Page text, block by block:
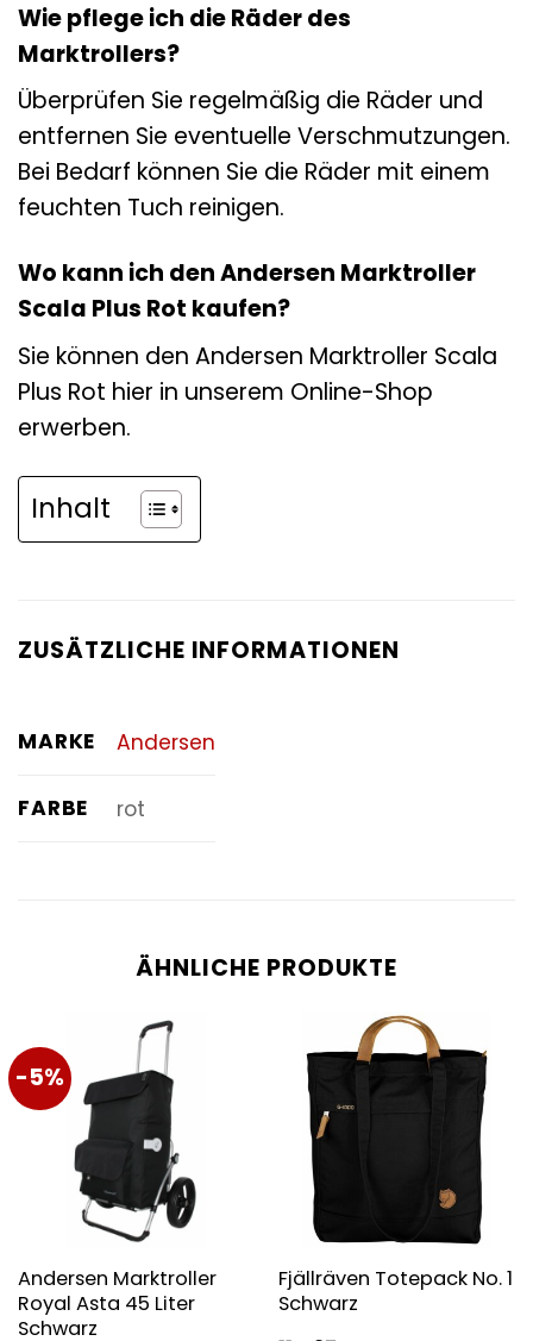
Wie pflege ich die Räder des
Marktrollers?
Überprüfen Sie regelmäßig die Räder und
entfernen Sie eventuelle Verschmutzungen.
Bei Bedarf können Sie die Räder mit einem
feuchten Tuch reinigen.
Wo kann ich den Andersen Marktroller
Scala Plus Rot kaufen?
Sie können den Andersen Marktroller Scala
Plus Rot hier in unserem Online-Shop
erwerben.
Inhalt
ZUSÄTZLICHE INFORMATIONEN
MARKE Andersen
FARBE rot
ÄHNLICHE PRODUKTE
-5%
Andersen Marktroller
Royal Asta 45 Liter
Schwarz
Fjällräven Totepack No. 1
Schwarz